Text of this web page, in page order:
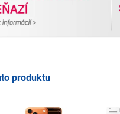
produktu